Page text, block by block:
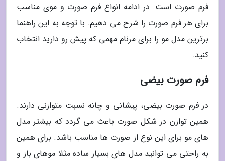
فرم صورت است. در ادامه انواع فرم صورت و موی مناسب
برای هر فرم صورت را شرح می دهیم. با توجه به این راهنما
برترین مدل مو را برای مرنام مهمی که پیش رو دارید انتخاب
کنید.
فرم صورت بیضی
در فرم صورت بیضی، پیشانی و چانه نسبت متوازنی دارند.
همین توازن در شکل صورت باعث می گردد که بیشتر مدل
های مو برای این نوع از صورت ها مناسب باشد. برای همین
به راحتی می توانید مدل های بسیار ساده مثلا موهای باز و